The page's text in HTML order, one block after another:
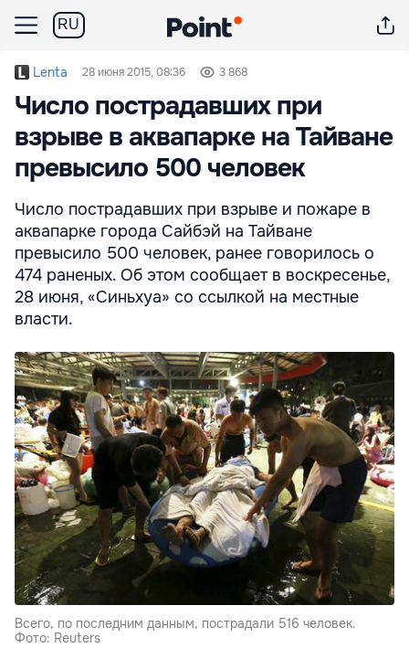
RU
Lenta 28 июня 2015, 08:36 3 868
Число пострадавших при
взрыве в аквапарке на Тайване
превысило 500 человек
Число пострадавших при взрыве и пожаре в
аквапарке города Сайбэй на Тайване
превысило 500 человек, ранее говорилось о
474 раненых. Об этом сообщает в воскресенье,
28 июня, «Синьхуа» со ссылкой на местные
власти.
Всего, по последним данным, пострадали 516 человек.
Фото: Reuters